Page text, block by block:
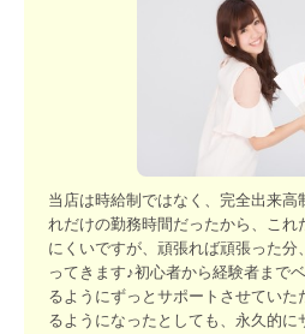
当店は時給制ではなく、完全出来高
れだけの勤務時間だったから、これ
にくいですが、頑張れば頑張った分
ってきます♪初心者から経験者まで
るようにずっとサポートさせてい
るようになったとしても、永久的に